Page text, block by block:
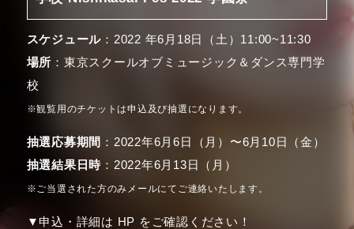
スケジュール ：2022 年6月18日（土）11:00~11:30
場所 ：東京スクールオブミュージック＆ダンス専門学
校
※観覧用のチケットは申込及び抽選になります。
抽選応募期間 ：2022年6月6日（月）〜6月10日（金）
抽選結果日時 ：2022年6月13日（月）
※ご当選された方のみメールにてご連絡いたします。
▼申込・詳細は HP をご確認ください！